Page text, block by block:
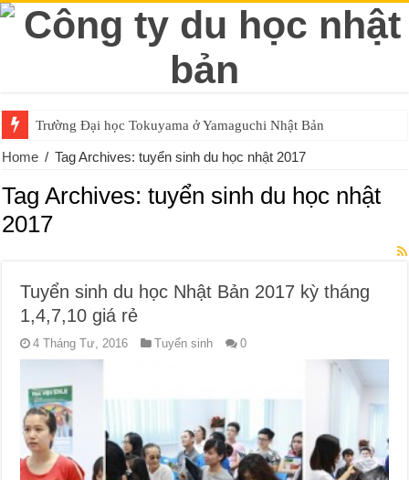
Trường Đại học Tokuyama ở Yamaguchi Nhật Bản
Home / Tag Archives: tuyển sinh du học nhật 2017
Tag Archives:tuyển sinh du học nhật
2017
Tuyển sinh du học Nhật Bản 2017 kỳ tháng
1,4,7,10 giá rẻ
4 Tháng Tư, 2016 Tuyển sinh 0